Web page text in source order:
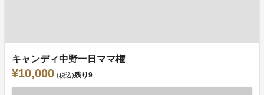
キャンディ中野一日ママ権
¥10,000 (税込)残り9